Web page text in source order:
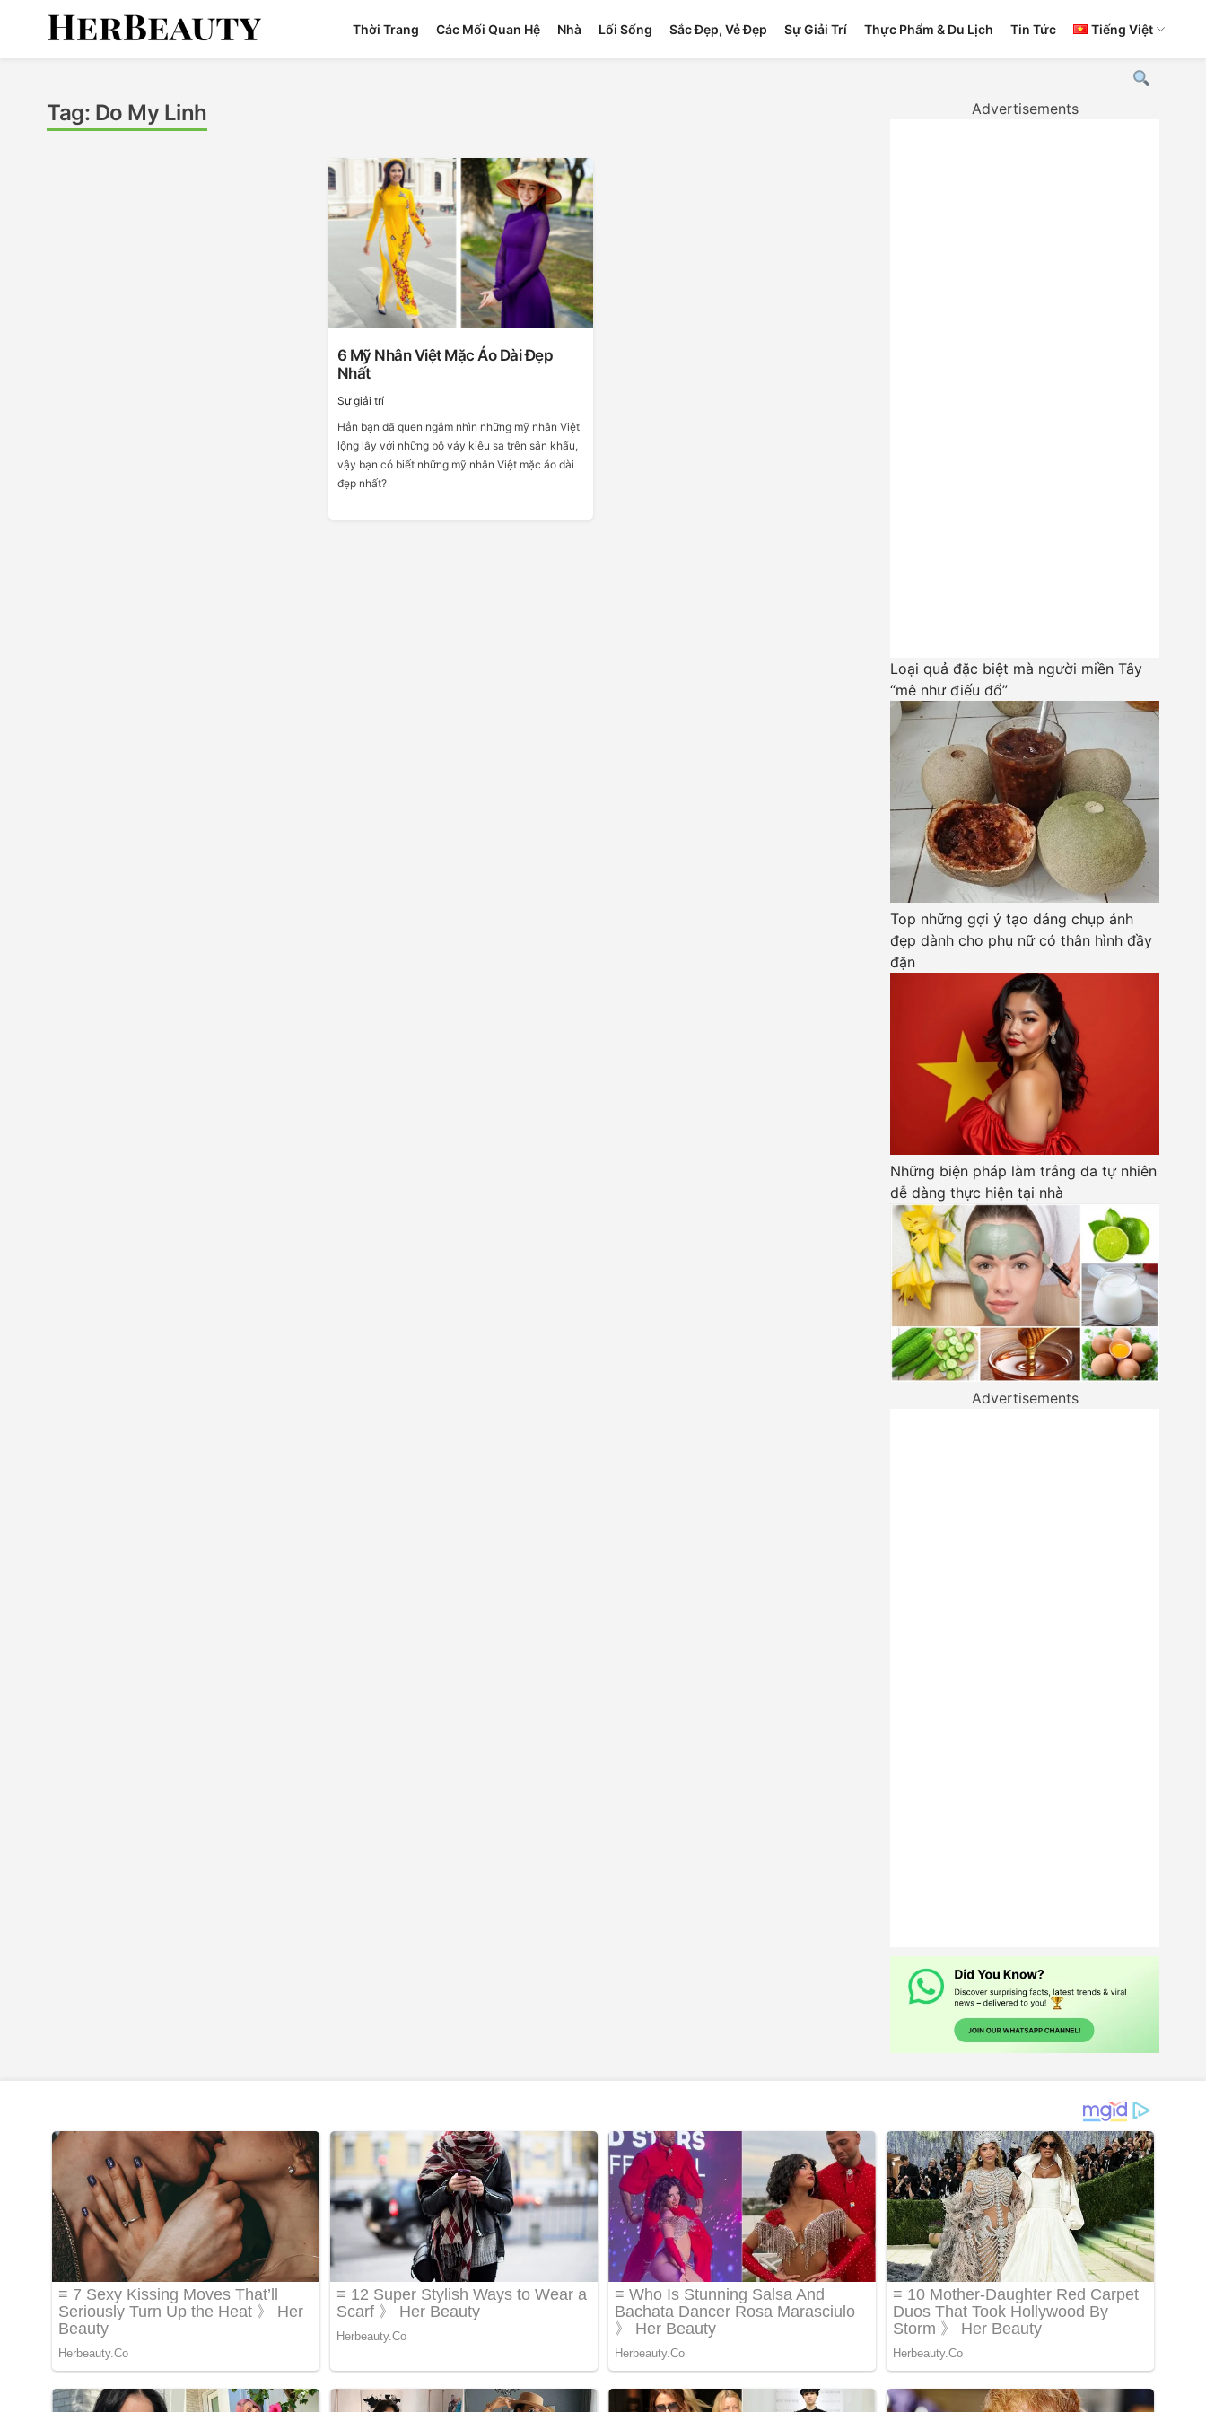
Thời Trang Các Mối Quan Hệ Nhà Lối Sống Sắc Đẹp, Vẻ Đẹp Sự Giải Trí Thực Phẩm & Du Lịch Tin Tức Tiếng Việt
Tag: Do My Linh
6 Mỹ Nhân Việt Mặc Áo Dài Đẹp
Nhất
Sự giải trí
Hẳn bạn đã quen ngắm nhìn những mỹ nhân Việt
lộng lẫy với những bộ váy kiêu sa trên sân khấu,
vậy bạn có biết những mỹ nhân Việt mặc áo dài
đẹp nhất?
Advertisements
Loại quả đặc biệt mà người miền Tây
“mê như điếu đổ”
Top những gợi ý tạo dáng chụp ảnh
đẹp dành cho phụ nữ có thân hình đầy
đặn
Những biện pháp làm trắng da tự nhiên
dễ dàng thực hiện tại nhà
Advertisements